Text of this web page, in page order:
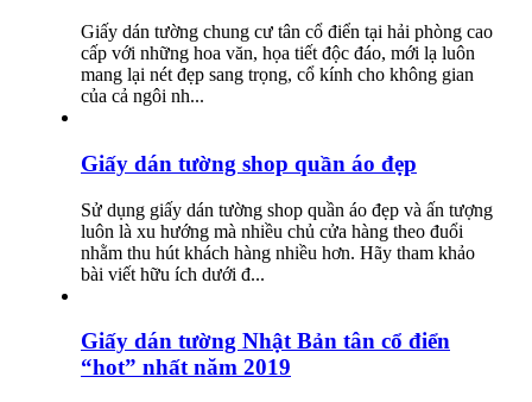
Giấy dán tường chung cư tân cổ điển tại hải phòng cao
cấp với những hoa văn, họa tiết độc đáo, mới lạ luôn
mang lại nét đẹp sang trọng, cổ kính cho không gian
của cả ngôi nh...
Giấy dán tường shop quần áo đẹp
Sử dụng giấy dán tường shop quần áo đẹp và ấn tượng
luôn là xu hướng mà nhiều chủ cửa hàng theo đuổi
nhằm thu hút khách hàng nhiều hơn. Hãy tham khảo
bài viết hữu ích dưới đ...
Giấy dán tường Nhật Bản tân cổ điển
“hot” nhất năm 2019